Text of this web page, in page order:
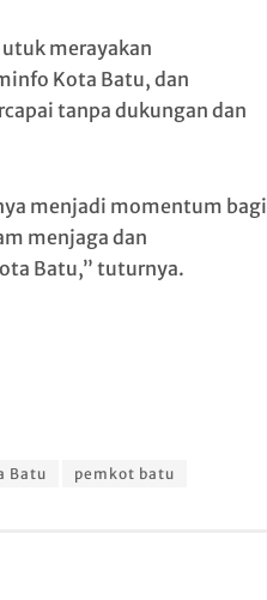
merayakan
Kota Batu, dan
tanpa dukungan dan
menjadi momentum bagi
menjaga dan
Batu,” tuturnya.
Batu pemkot batu